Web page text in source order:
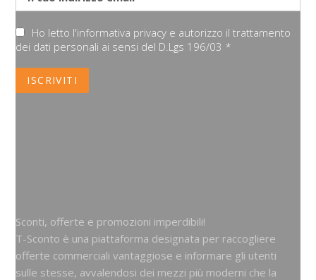
Ho letto l'informativa privacy e autorizzo il trattamento
dei dati personali ai sensi del D.Lgs 196/03 *
Sconti, offerte e promozioni imperdibili!
T-Sconto è una piattaforma designata per raccogliere
offerte commerciali vantaggiose e informare gli utenti
sulle stesse, avvalendosi dei mezzi più moderni che la